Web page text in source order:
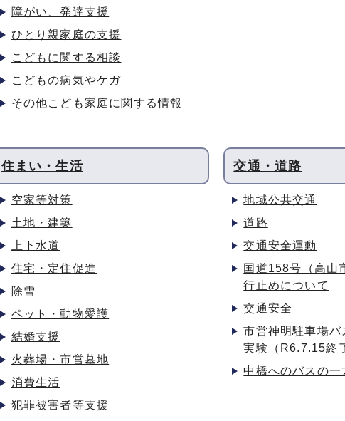
障がい、発達支援
ひとり親家庭の支援
こどもに関する相談
こどもの病気やケガ
その他こども家庭に関する情報
住まい・生活
空家等対策
土地・建築
上下水道
住宅・定住促進
除雪
ペット・動物愛護
結婚支援
火葬場・市営墓地
消費生活
犯罪被害者等支援
交通・道路
地域公共交通
道路
交通安全運動
国道158号（高山
行止めについて
交通安全
市営神明駐車場バ
実験（R6.7.15終
中橋へのバスの一